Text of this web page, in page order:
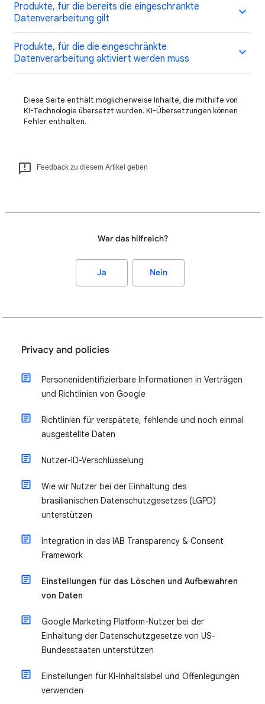
Produkte, für die bereits die eingeschränkte
Datenverarbeitung gilt
Produkte, für die die eingeschränkte
Datenverarbeitung aktiviert werden muss
Diese Seite enthält möglicherweise Inhalte, die mithilfe von
KI-Technologie übersetzt wurden. KI-Übersetzungen können
Fehler enthalten.
Feedback zu diesem Artikel geben
War das hilfreich?
Ja Nein
Privacy and policies
Personenidentifizierbare Informationen in Verträgen
und Richtlinien von Google
Richtlinien für verspätete, fehlende und noch einmal
ausgestellte Daten
Nutzer-ID-Verschlüsselung
Wie wir Nutzer bei der Einhaltung des
brasilianischen Datenschutzgesetzes (LGPD)
unterstützen
Integration in das IAB Transparency & Consent
Framework
Einstellungen für das Löschen und Aufbewahren
von Daten
Google Marketing Platform-Nutzer bei der
Einhaltung der Datenschutzgesetze von US-
Bundesstaaten unterstützen
Einstellungen für KI-Inhaltslabel und Offenlegungen
verwenden